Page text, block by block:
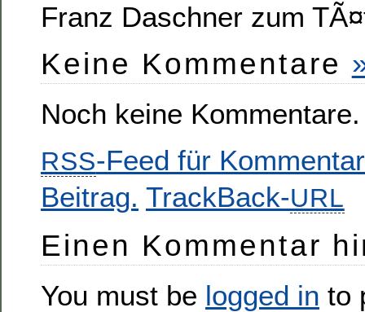
Franz Daschner zum
Keine Kommentare
Noch keine Kommentare.
RSS-Feed für
Beitrag. TrackBack-URL
Einen Kommentar
You must be logged in to